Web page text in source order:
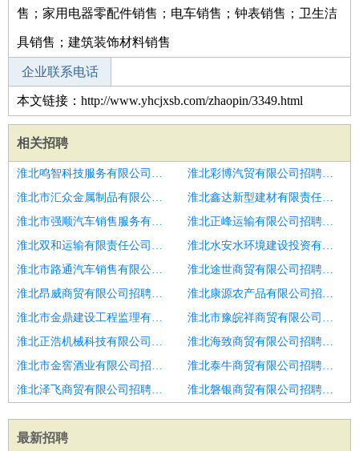
售；家用电器零配件销售；电车销售；钟表销售；卫生洁
具销售；建筑装饰材料销售
企业联系电话
本文链接：http://www.yhcjxsb.com/zhaopin/3349.html
相关招聘
淮北鸣智科技服务有限公司招聘会计
淮北彩博汽贸有限公司招聘会计
淮北市汇众金属制品有限公司招聘会计助理
淮北鑫达新型建材有限责任公司招聘会计讲师
淮北市强顺汽车销售服务有限公司招聘会计
淮北正峰运输有限公司招聘会计
淮北双和运输有限责任公司招聘应付会计
淮北水安水环境建设投资有限公司招聘会计会计师
淮北市路通汽车销售有限公司招聘成本会计
淮北途世商贸有限公司招聘成本会计
淮北昂威商贸有限公司招聘会计
淮北康源农产品有限公司招聘滨州市招聘会计
淮北市金鼎建设工程监理有限公司招聘会计经理主管
淮北市豫皖祥商贸有限公司招聘会计会计师
淮北正浩机械科技有限公司招聘成本会计
淮北海致商贸有限公司招聘主办会计
淮北市金窖酒业有限公司招聘核算会计经理
淮北泰牛商贸有限公司招聘潍坊市招聘会计1人
淮北泽飞商贸有限公司招聘潍坊市招聘会计3
淮北磐银商贸有限公司招聘潍坊市招聘会计1人
最新招聘